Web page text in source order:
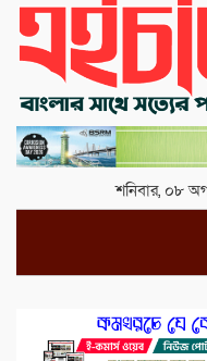
শনিবার, ০৮